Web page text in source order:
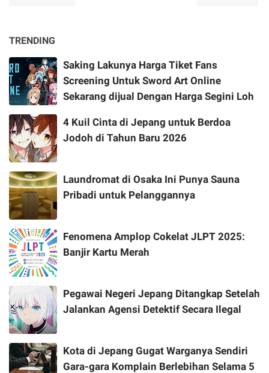
TRENDING
Saking Lakunya Harga Tiket Fans
Screening Untuk Sword Art Online
Sekarang dijual Dengan Harga Segini Loh
4 Kuil Cinta di Jepang untuk Berdoa
Jodoh di Tahun Baru 2026
Laundromat di Osaka Ini Punya Sauna
Pribadi untuk Pelanggannya
Fenomena Amplop Cokelat JLPT 2025:
Banjir Kartu Merah
Pegawai Negeri Jepang Ditangkap Setelah
Jalankan Agensi Detektif Secara Ilegal
Kota di Jepang Gugat Warganya Sendiri
Gara-gara Komplain Berlebihan Selama 5